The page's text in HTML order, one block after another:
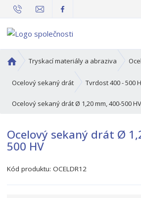
v
o
n
t
r
n
Tryskací materiály a abraziva
Ocelový sekaný drát Tvrdost 400 - 500
Ocelový sekaný drát Ø 1,20 mm, 400-500 HV
Ocelový sekaný drát Ø
500 HV
Kód produktu:OCELDR12